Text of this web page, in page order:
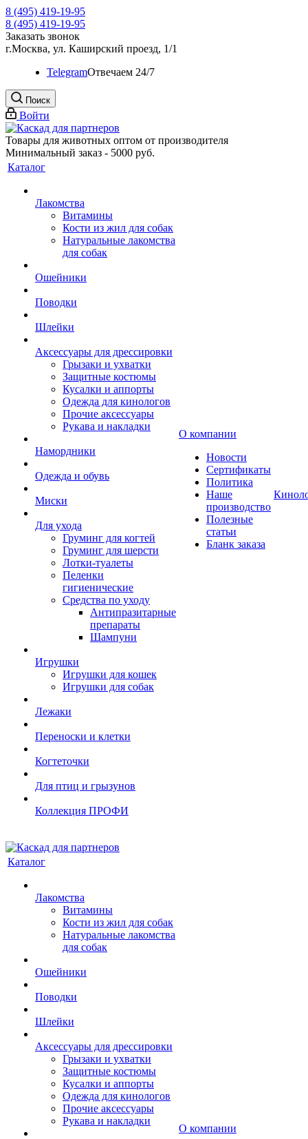
8 (495) 419-19-95
8 (495) 419-19-95
Заказать звонок
г.Москва, ул. Каширский проезд, 1/1
TelegramOтвечаем 24/7
Поиск
Войти
Товары для животных оптом от производителя
Минимальный заказ - 5000 руб.
Каталог
Лакомства
Витамины
Кости из жил для собак
Натуральные лакомства
для собак
Ошейники
Поводки
Шлейки
Аксессуары для дрессировки
Грызаки и ухватки
Защитные костюмы
Кусалки и аппорты
Одежда для кинологов
Прочие аксессуары
Рукава и накладки
Намордники
Одежда и обувь
Миски
Для ухода
Груминг для когтей
Груминг для шерсти
Лотки-туалеты
Пеленки
гигиенические
Средства по уходу
Антипразитарные
препараты
Шампуни
Игрушки
Игрушки для кошек
Игрушки для собак
Лежаки
Переноски и клетки
Когтеточки
Для птиц и грызунов
Коллекция ПРОФИ
О компании
Новости
Сертификаты
Политика
Наше
производство
Полезные
статьи
Бланк заказа
Каталог
Лакомства
Витамины
Кости из жил для собак
Натуральные лакомства
для собак
Ошейники
Поводки
Шлейки
Аксессуары для дрессировки
Грызаки и ухватки
Защитные костюмы
Кусалки и аппорты
Одежда для кинологов
Прочие аксессуары
Рукава и накладки
О компании